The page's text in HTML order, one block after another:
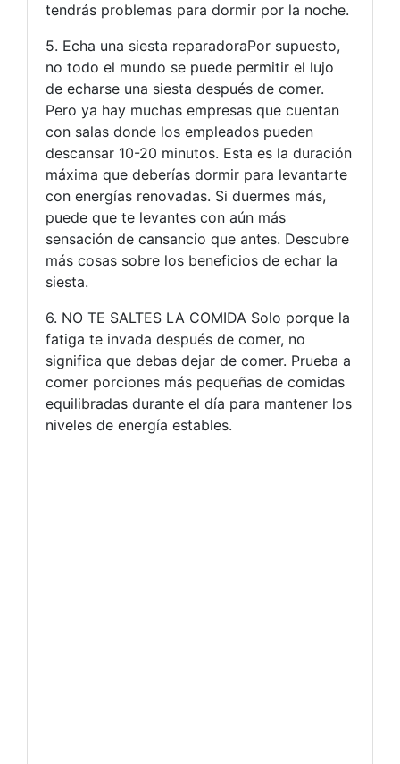
tendrás problemas para dormir por la noche.
5. Echa una siesta reparadoraPor supuesto,
no todo el mundo se puede permitir el lujo
de echarse una siesta después de comer.
Pero ya hay muchas empresas que cuentan
con salas donde los empleados pueden
descansar 10-20 minutos. Esta es la duración
máxima que deberías dormir para levantarte
con energías renovadas. Si duermes más,
puede que te levantes con aún más
sensación de cansancio que antes. Descubre
más cosas sobre los beneficios de echar la
siesta.
6. NO TE SALTES LA COMIDA Solo porque la
fatiga te invada después de comer, no
significa que debas dejar de comer. Prueba a
comer porciones más pequeñas de comidas
equilibradas durante el día para mantener los
niveles de energía estables.